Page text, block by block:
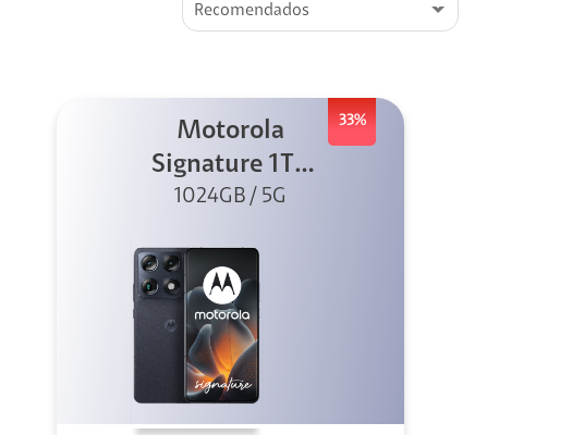
Recomendados
33%
Motorola
Signature 1TB
Negro
1024GB / 5G